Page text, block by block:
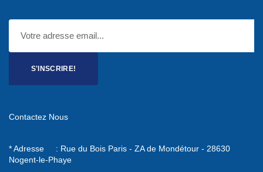
S'INSCRIRE!
Contactez Nous
* Adresse : Rue du Bois Paris - ZA de Mondétour - 28630
Nogent-le-Phaye